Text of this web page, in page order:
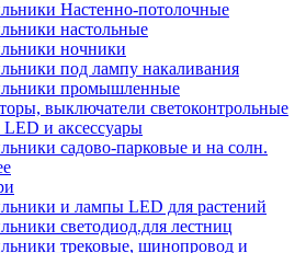
Настенно-потолочные
настольные
ночники
под лампу накаливания
промышленные
выключатели светоконтрольные
LED и аксессуары
садово-парковые и на солн.
и лампы LED для растений
светодиод.для лестниц
трековые, шинопровод и